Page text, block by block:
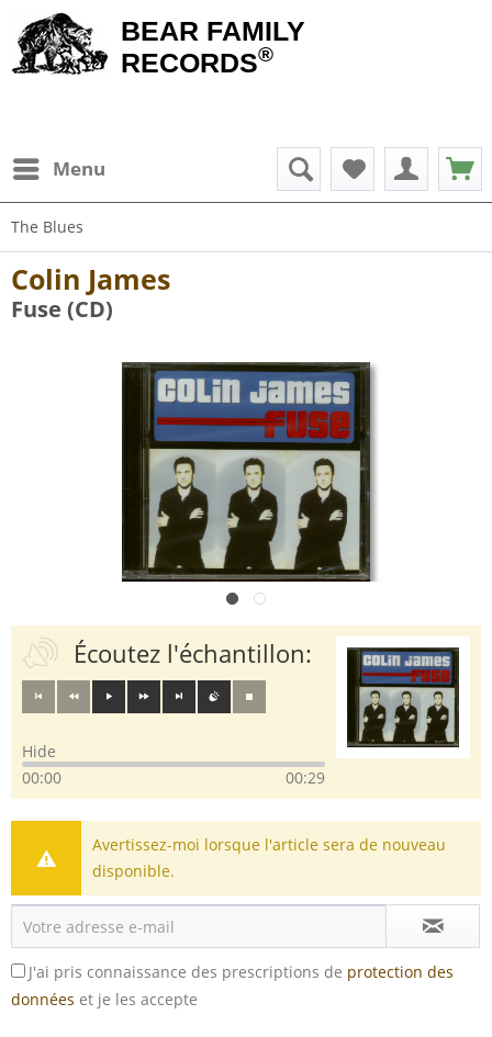
BEAR FAMILY
RECORDS®
Menu
The Blues
Colin James
Fuse (CD)
Écoutez l'échantillon:
Hide
00:00
00:29
Avertissez-moi lorsque l'article sera de nouveau
disponible.
J'ai pris connaissance des prescriptions de protection des
données et je les accepte